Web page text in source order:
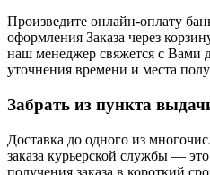
Произведите онлайн-оплату
оформления Заказа через
наш менеджер свяжется с Вами
уточнения времени и места
Забрать из пункта
Доставка до одного из
заказа курьерской службы —
получения заказа в короткий